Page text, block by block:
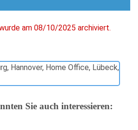
am 08/10/2025 archiviert.
Sie auch interessieren: